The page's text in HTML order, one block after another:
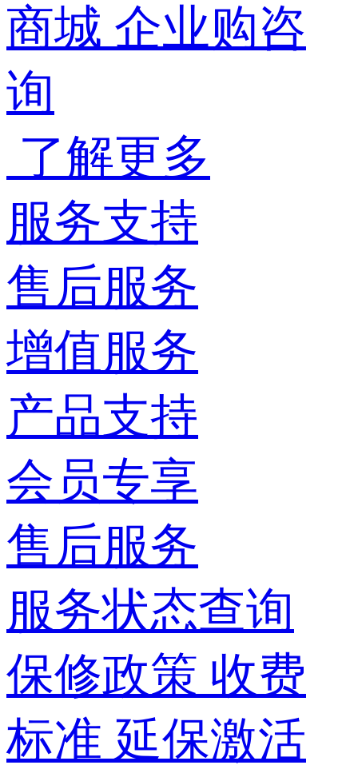
商城 企业购咨
询
了解更多
服务支持
售后服务
增值服务
产品支持
会员专享
售后服务
服务状态查询
保修政策 收费
标准 延保激活